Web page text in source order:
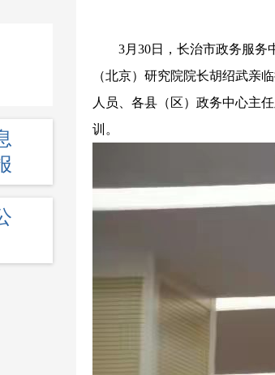
3月30日，长治市政务服务
（北京）研究院院长胡绍武亲
人员、各县（区）政务中心主
训。